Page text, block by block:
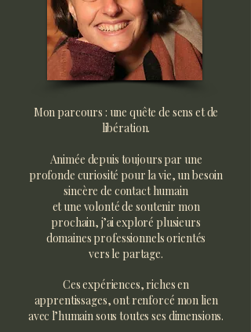
Mon parcours : une quête de sens et de
libération.
Animée depuis toujours par une
profonde curiosité pour la vie, un besoin
sincère de contact humain
et une volonté de soutenir mon
prochain, j’ai exploré plusieurs
domaines professionnels orientés
vers le partage.
Ces expériences, riches en
apprentissages, ont renforcé mon lien
avec l’humain sous toutes ses dimensions.